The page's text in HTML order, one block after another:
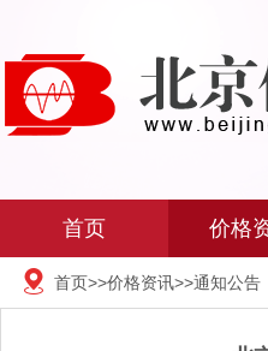
首页 价格
首页>>价格资讯>>通知公告